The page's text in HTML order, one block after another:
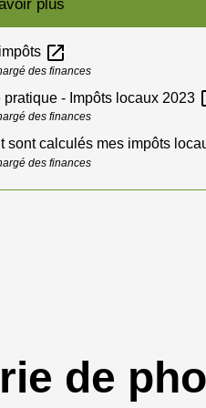
plus
open_in_new
des finances
pratique - Impôts locaux 2023
des finances
sont calculés mes impôts
des finances
de